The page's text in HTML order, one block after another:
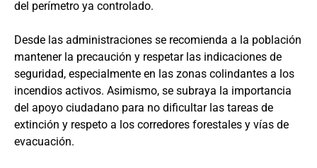
del perímetro ya controlado.
Desde las administraciones se recomienda a la población
mantener la precaución y respetar las indicaciones de
seguridad, especialmente en las zonas colindantes a los
incendios activos. Asimismo, se subraya la importancia
del apoyo ciudadano para no dificultar las tareas de
extinción y respeto a los corredores forestales y vías de
evacuación.